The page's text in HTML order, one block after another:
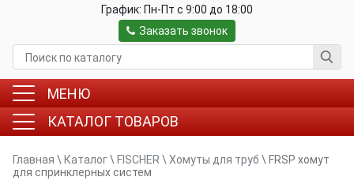
График: Пн-Пт c 9:00 до 18:00
Заказать звонок
МЕНЮ
КАТАЛОГ ТОВАРОВ
Главная \ Каталог\ FISCHER \ Хомуты для труб \ FRSP хомут
для спринклерных систем